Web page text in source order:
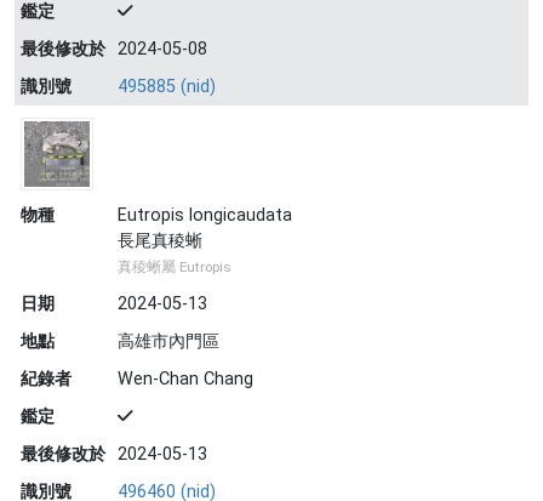
鑑定
最後修改於 2024-05-08
識別號
495885 (nid)
物種
Eutropis longicaudata
長尾真稜蜥
真稜蜥屬 Eutropis
日期
2024-05-13
地點
高雄市內門區
紀錄者
Wen-Chan Chang
鑑定
最後修改於 2024-05-13
識別號
496460 (nid)